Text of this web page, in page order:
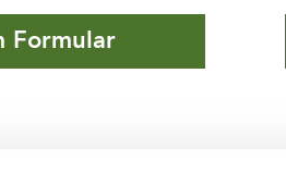
Formular